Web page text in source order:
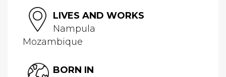
LIVES AND WORKS
Nampula
Mozambique
BORN IN